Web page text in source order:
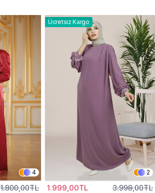
4
1.800,00TL
Ücretsiz Kargo
2
1.999,00TL 3.998,00TL